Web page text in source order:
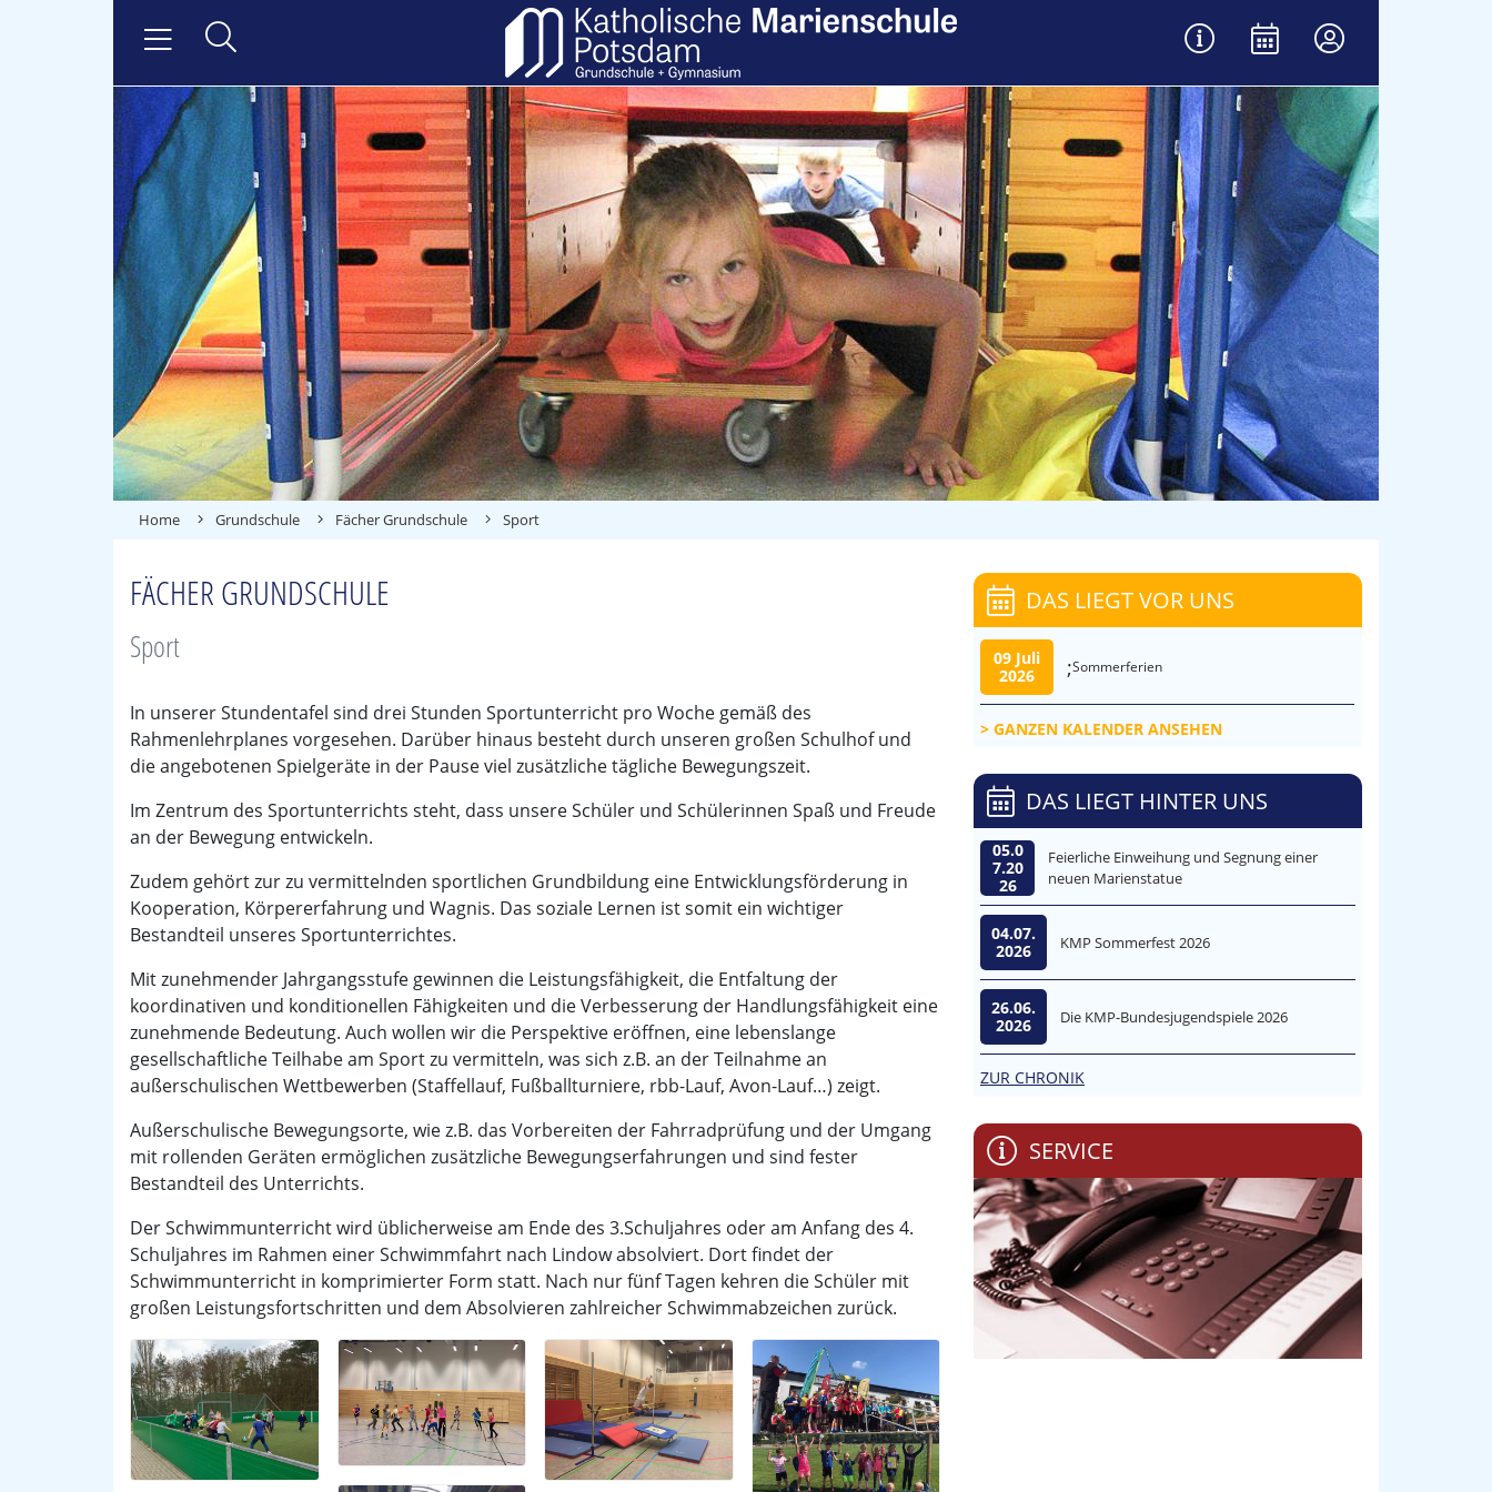
Home Grundschule Fächer Grundschule Sport
FÄCHER GRUNDSCHULE
Sport
In unserer Stundentafel sind drei Stunden Sportunterricht pro Woche gemäß des
Rahmenlehrplanes vorgesehen. Darüber hinaus besteht durch unseren großen Schulhof und
die angebotenen Spielgeräte in der Pause viel zusätzliche tägliche Bewegungszeit.
Im Zentrum des Sportunterrichts steht, dass unsere Schüler und Schülerinnen Spaß und Freude
an der Bewegung entwickeln.
Zudem gehört zur zu vermittelnden sportlichen Grundbildung eine Entwicklungsförderung in
Kooperation, Körpererfahrung und Wagnis. Das soziale Lernen ist somit ein wichtiger
Bestandteil unseres Sportunterrichtes.
Mit zunehmender Jahrgangsstufe gewinnen die Leistungsfähigkeit, die Entfaltung der
koordinativen und konditionellen Fähigkeiten und die Verbesserung der Handlungsfähigkeit eine
zunehmende Bedeutung. Auch wollen wir die Perspektive eröffnen, eine lebenslange
gesellschaftliche Teilhabe am Sport zu vermitteln, was sich z.B. an der Teilnahme an
außerschulischen Wettbewerben (Staffellauf, Fußballturniere, rbb-Lauf, Avon-Lauf…) zeigt.
Außerschulische Bewegungsorte, wie z.B. das Vorbereiten der Fahrradprüfung und der Umgang
mit rollenden Geräten ermöglichen zusätzliche Bewegungserfahrungen und sind fester
Bestandteil des Unterrichts.
Der Schwimmunterricht wird üblicherweise am Ende des 3.Schuljahres oder am Anfang des 4.
Schuljahres im Rahmen einer Schwimmfahrt nach Lindow absolviert. Dort findet der
Schwimmunterricht in komprimierter Form statt. Nach nur fünf Tagen kehren die Schüler mit
großen Leistungsfortschritten und dem Absolvieren zahlreicher Schwimmabzeichen zurück.
DAS LIEGT VOR UNS
09 Juli
2026
;Sommerferien
GANZEN KALENDER ANSEHEN
DAS LIEGT HINTER UNS
05.0
7.20
26
Feierliche Einweihung und Segnung einer
neuen Marienstatue
04.07.
2026
KMP Sommerfest 2026
26.06.
2026
Die KMP-Bundesjugendspiele 2026
ZUR CHRONIK
SERVICE